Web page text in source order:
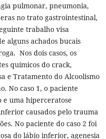
pulmonar, pneumonia,
no trato gastrointestinal,
trabalho visa
alguns achados bucais
Nos dois casos, os
químicos do crack,
e Tratamento do Alcoolismo
No caso 1, o paciente
uma hiperceratose
causados pelo trauma
No paciente do caso 2 foi
do lábio inferior, agenesia